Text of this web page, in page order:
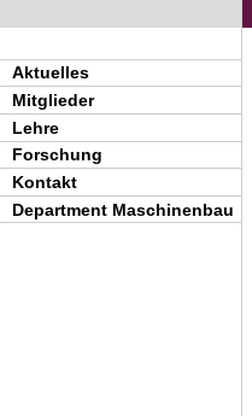
Aktuelles
Mitglieder
Lehre
Forschung
Kontakt
Department Maschinenbau